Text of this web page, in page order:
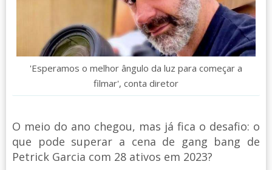
'Esperamos o melhor ângulo da luz para começar a
filmar', conta diretor
O meio do ano chegou, mas já fica o desafio: o
que pode superar a cena de gang bang de
Petrick Garcia com 28 ativos em 2023?